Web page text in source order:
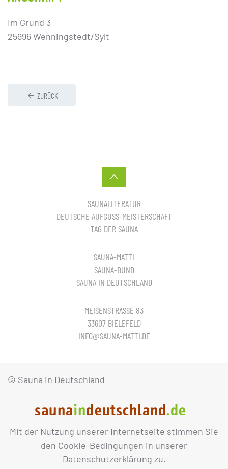
Mit der Nutzung unserer Internetseite stimmen Sie
den Cookie-Bedingungen in unserer
Datenschutzerklärung zu.
Im Grund 3
25996 Wenningstedt/Sylt
ZURÜCK
SAUNALITERATUR
DEUTSCHE AUFGUSS-MEISTERSCHAFT
TAG DER SAUNA
SAUNA-MATTI
SAUNA-BUND
SAUNA IN DEUTSCHLAND
MEISENSTRASSE 83
33607 BIELEFELD
INFO@SAUNA-MATTI.DE
© Sauna in Deutschland
IMPRESSUM DATENSCHUTZ